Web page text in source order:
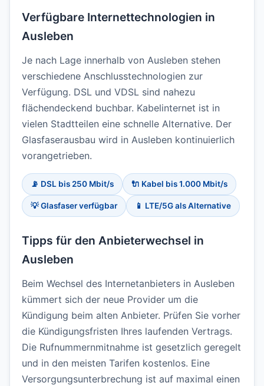
Verfügbare Internettechnologien in
Ausleben
Je nach Lage innerhalb von Ausleben stehen
verschiedene Anschlusstechnologien zur
Verfügung. DSL und VDSL sind nahezu
flächendeckend buchbar. Kabelinternet ist in
vielen Stadtteilen eine schnelle Alternative. Der
Glasfaserausbau wird in Ausleben kontinuierlich
vorangetrieben.
📡 DSL bis 250 Mbit/s 🔌 Kabel bis 1.000 Mbit/s
💡 Glasfaser verfügbar 📱 LTE/5G als Alternative
Tipps für den Anbieterwechsel in
Ausleben
Beim Wechsel des Internetanbieters in Ausleben
kümmert sich der neue Provider um die
Kündigung beim alten Anbieter. Prüfen Sie vorher
die Kündigungsfristen Ihres laufenden Vertrags.
Die Rufnummernmitnahme ist gesetzlich geregelt
und in den meisten Tarifen kostenlos. Eine
Versorgungsunterbrechung ist auf maximal einen